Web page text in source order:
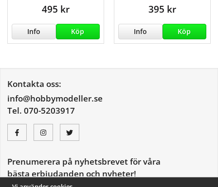
495 kr
Info Köp
395 kr
Info Köp
Kontakta oss:
info@hobbymodeller.se
Tel. 070-5203917
Prenumerera på nyhetsbrevet för våra
bästa erbjudanden och nyheter!